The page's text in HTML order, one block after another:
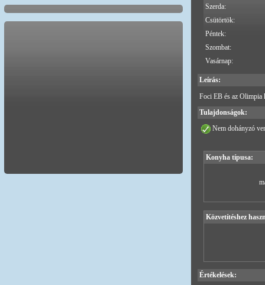
Szerda:
Csütörtök:
Péntek:
Szombat:
Vasárnap:
Leírás:
Foci EB és az Olimpia
Tulajdonságok:
Nem dohányzó
Konyha típusa:
Közvetítéshez
Értékelések: